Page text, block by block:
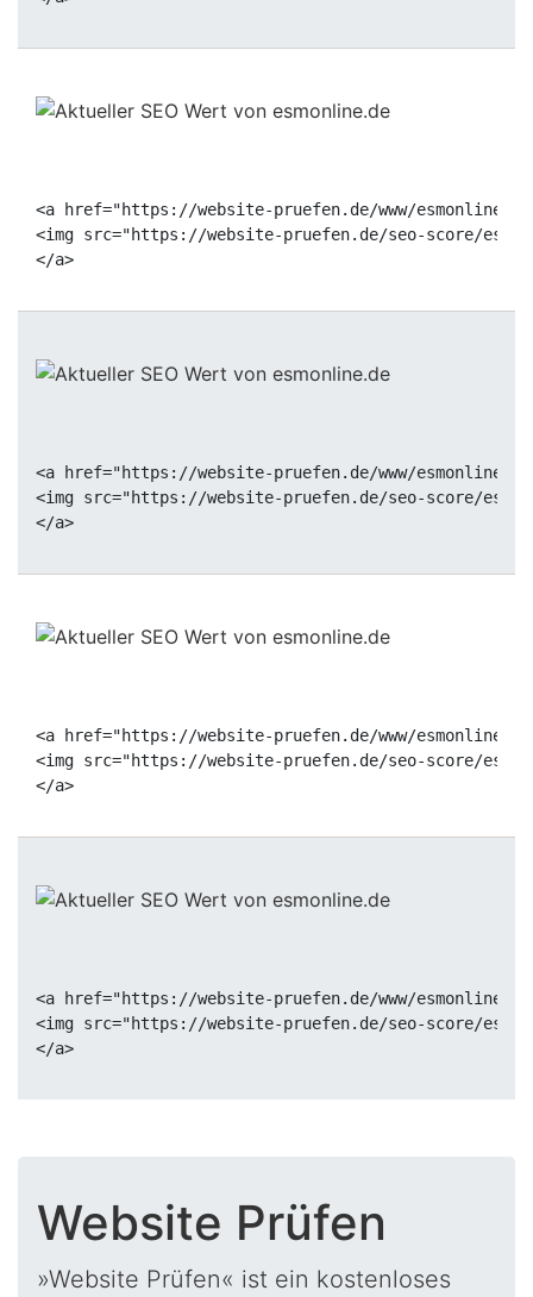
<a href="https://website-pruefen.de/www/
<img src="https://website-pruefen.de/seo-score/
<a href="https://website-pruefen.de/www/
<img src="https://website-pruefen.de/seo-score/
<a href="https://website-pruefen.de/www/
<img src="https://website-pruefen.de/seo-score/
<a href="https://website-pruefen.de/www/
<img src="https://website-pruefen.de/seo-score/
Website Prüfen
»Website Prüfen« ist ein kostenloses